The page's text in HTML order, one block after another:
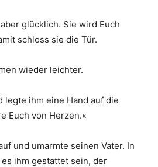
glücklich. Sie wird Euch
schloss sie die Tür.
wieder leichter.
legte ihm eine Hand auf die
Euch von Herzen.«
und umarmte seinen Vater. In
ihm gestattet sein, der